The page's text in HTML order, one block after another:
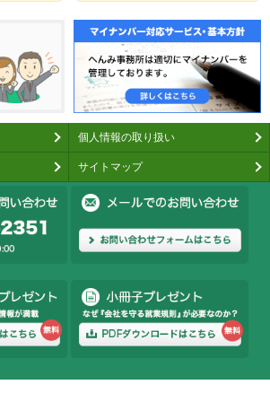
個人情報の取り扱い
サイトマップ